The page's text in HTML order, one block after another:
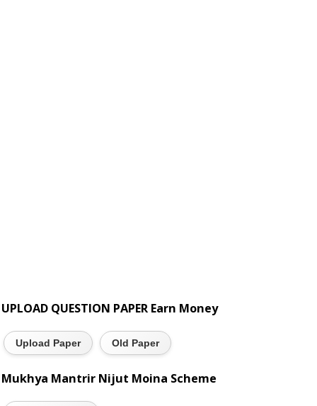
UPLOAD QUESTION PAPER Earn Money
Upload Paper Old Paper
Mukhya Mantrir Nijut Moina Scheme